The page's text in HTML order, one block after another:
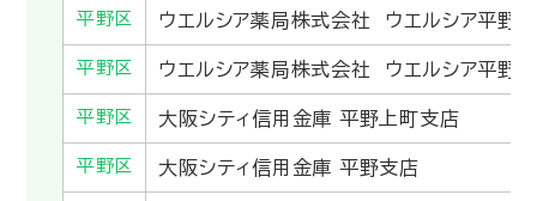
平野区 ウエルシア薬局株式会社 ウエルシア平野
平野区 ウエルシア薬局株式会社 ウエルシア平野
平野区 大阪シティ信用金庫 平野上町支店
平野区 大阪シティ信用金庫 平野支店